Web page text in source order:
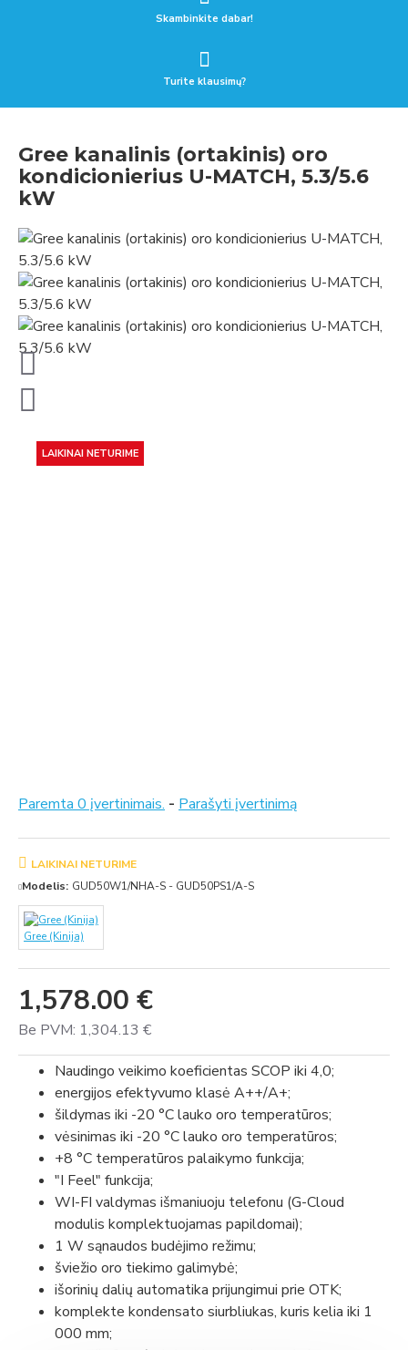
Skambinkite dabar!
Turite klausimų?
Gree kanalinis (ortakinis) oro
kondicionierius U-MATCH, 5.3/5.6
kW
LAIKINAI NETURIME
Paremta 0 įvertinimais. - Parašyti įvertinimą
1,578.00 €
Be PVM: 1,304.13 €
LAIKINAI NETURIME
Modelis: GUD50W1/NHA-S - GUD50PS1/A-S
Gree (Kinija)
Naudingo veikimo koeficientas SCOP iki 4,0;
energijos efektyvumo klasė A++/A+;
šildymas iki -20 °C lauko oro temperatūros;
vėsinimas iki -20 °C lauko oro temperatūros;
+8 °C temperatūros palaikymo funkcija;
"I Feel" funkcija;
WI-FI valdymas išmaniuoju telefonu (G-Cloud
modulis komplektuojamas papildomai);
1 W sąnaudos budėjimo režimu;
šviežio oro tiekimo galimybė;
išorinių dalių automatika prijungimui prie OTK;
komplekte kondensato siurbliukas, kuris kelia iki 1
000 mm;